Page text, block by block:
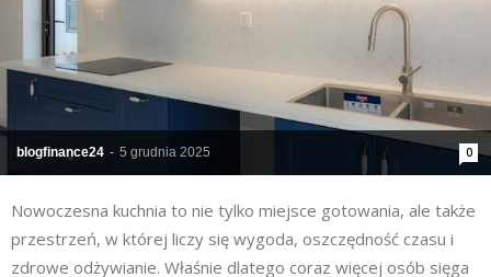
blogfinance24 - 5 grudnia 2025 0
Nowoczesna kuchnia to nie tylko miejsce gotowania, ale także
przestrzeń, w której liczy się wygoda, oszczędność czasu i
zdrowe odżywianie. Właśnie dlatego coraz więcej osób sięga